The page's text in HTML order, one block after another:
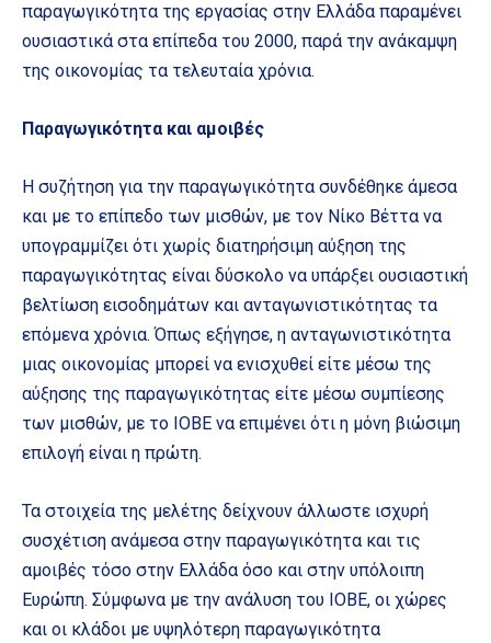
παραγωγικότητα της εργασίας στην Ελλάδα παραμένει
ουσιαστικά στα επίπεδα του 2000, παρά την ανάκαμψη
της οικονομίας τα τελευταία χρόνια.
Παραγωγικότητα και αμοιβές
Η συζήτηση για την παραγωγικότητα συνδέθηκε άμεσα
και με το επίπεδο των μισθών, με τον Νίκο Βέττα να
υπογραμμίζει ότι χωρίς διατηρήσιμη αύξηση της
παραγωγικότητας είναι δύσκολο να υπάρξει ουσιαστική
βελτίωση εισοδημάτων και ανταγωνιστικότητας τα
επόμενα χρόνια. Όπως εξήγησε, η ανταγωνιστικότητα
μιας οικονομίας μπορεί να ενισχυθεί είτε μέσω της
αύξησης της παραγωγικότητας είτε μέσω συμπίεσης
των μισθών, με το ΙΟΒΕ να επιμένει ότι η μόνη βιώσιμη
επιλογή είναι η πρώτη.
Τα στοιχεία της μελέτης δείχνουν άλλωστε ισχυρή
συσχέτιση ανάμεσα στην παραγωγικότητα και τις
αμοιβές τόσο στην Ελλάδα όσο και στην υπόλοιπη
Ευρώπη. Σύμφωνα με την ανάλυση του ΙΟΒΕ, οι χώρες
και οι κλάδοι με υψηλότερη παραγωγικότητα